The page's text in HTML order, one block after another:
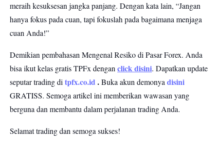
meraih kesuksesan jangka panjang. Dengan kata lain, “Jangan
hanya fokus pada cuan, tapi fokuslah pada bagaimana menjaga
cuan Anda!”
Demikian pembahasan Mengenal Resiko di Pasar Forex. Anda
bisa ikut kelas gratis TPFx denganclick disini. Dapatkan update
seputar trading ditpfx.co.id.Buka akun demonyadisini
GRATISS. Semoga artikel ini memberikan wawasan yang
berguna dan membantu dalam perjalanan trading Anda.
Selamat trading dan semoga sukses!